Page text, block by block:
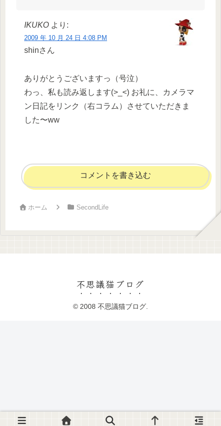
IKUKO より:
2009 年 10 月 24 日 4:08 PM
shinさん
ありがとうございますっ（号泣）
わっ、私も読み返します(>_<) お礼に、カメラマ
ン日記をリンク（右コラム）させていただきま
した〜ww
コメントを書き込む
ホーム SecondLife
不思議猫ブログ
© 2008 不思議猫ブログ.